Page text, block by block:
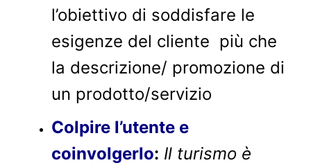
l’obiettivo di soddisfare le
esigenze del cliente più che
la descrizione/ promozione di
un prodotto/servizio
Colpire l’utente e
coinvolgerlo: Il turismo è